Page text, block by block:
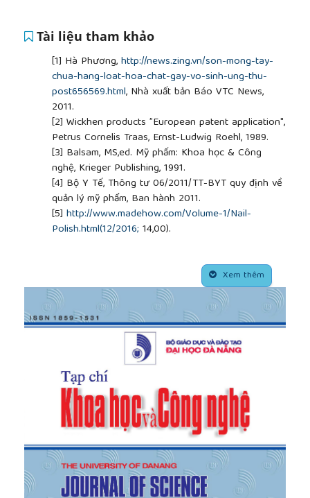
Tài liệu tham khảo
[1] Hà Phương,http://news.zing.vn/son-mong-tay-
chua-hang-loat-hoa-chat-gay-vo-sinh-ung-thu-
post656569.html, Nhà xuất bản Báo VTC News,
2011.
[2] Wickhen products ”European patent application",
Petrus Cornelis Traas, Ernst-Ludwig Roehl, 1989.
[3] Balsam, MS,ed. Mỹ phấm: Khoa học & Công
nghệ, Krieger Publishing, 1991.
[4] Bộ Y Tế, Thông tư 06/2011/TT-BYT quy định về
quản lý mỹ phẩm, Ban hành 2011.
[5] http://www.madehow.com/Volume-1/Nail-
Polish.html(12/2016; 14,00).
(4/2017; 8;00)
http://news.zing.vn/son-mong-tay-chua-hang-
loat-hoa-chat-gay-vo-sinh-ung-thu-
post656569.html
(4/2017; 21;00)
[9]https://thuvienphapluat.vn/cong-van/Thuong-
mai/Cong-van-3716-QLD-cong-bo-my-pham-Cuc-
Quan-ly-duoc-209507.aspx(28/05/2017; 8;50)
[10] https://vi.wikipedia.org/wiki/Axetat_etyl
Xem thêm